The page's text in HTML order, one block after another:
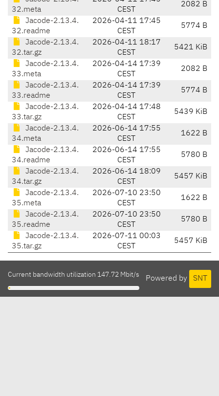
32.meta
CEST
2082 B
Jacode-2.13.4.
32.readme
2026-04-11 17:45
CEST
5774 B
Jacode-2.13.4.
32.tar.gz
2026-04-11 18:17
CEST
5421 KiB
Jacode-2.13.4.
33.meta
2026-04-14 17:39
CEST
2082 B
Jacode-2.13.4.
33.readme
2026-04-14 17:39
CEST
5774 B
Jacode-2.13.4.
33.tar.gz
2026-04-14 17:48
CEST
5439 KiB
Jacode-2.13.4.
34.meta
2026-06-14 17:55
CEST
1622 B
Jacode-2.13.4.
34.readme
2026-06-14 17:55
CEST
5780 B
Jacode-2.13.4.
34.tar.gz
2026-06-14 18:09
CEST
5457 KiB
Jacode-2.13.4.
35.meta
2026-07-10 23:50
CEST
1622 B
Jacode-2.13.4.
35.readme
2026-07-10 23:50
CEST
5780 B
Jacode-2.13.4.
35.tar.gz
2026-07-11 00:03
CEST
5457 KiB
Powered by SNT
Current bandwidth utilization 147.72 Mbit/s